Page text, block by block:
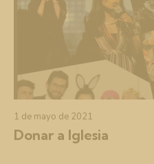
1 de mayo de 2021
Donar a Iglesia